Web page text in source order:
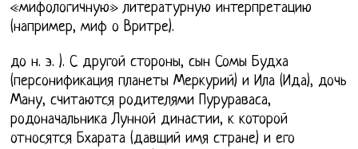
«мифологичную» литературную интерпретацию
(например, миф о Вритре).
до н. э. ). С другой стороны, сын Сомы Будха
(персонификация планеты Меркурий) и Ила (Ида), дочь
Ману, считаются родителями Пурураваса,
родоначальника Лунной династии, к которой
относятся Бхарата (давщий имя стране) и его